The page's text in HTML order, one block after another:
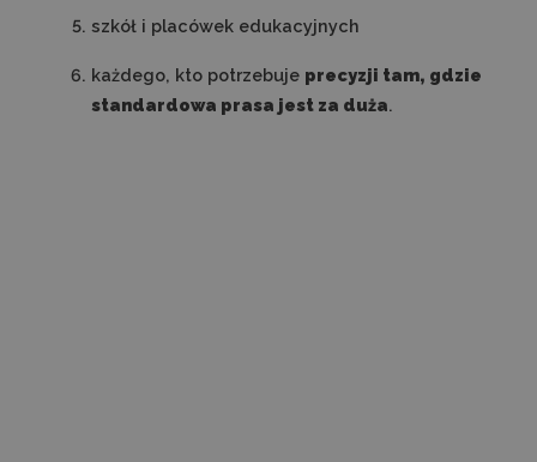
szkół i placówek edukacyjnych
każdego, kto potrzebuje precyzji tam, gdzie
standardowa prasa jest za duża.